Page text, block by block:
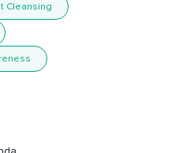
Cleansing